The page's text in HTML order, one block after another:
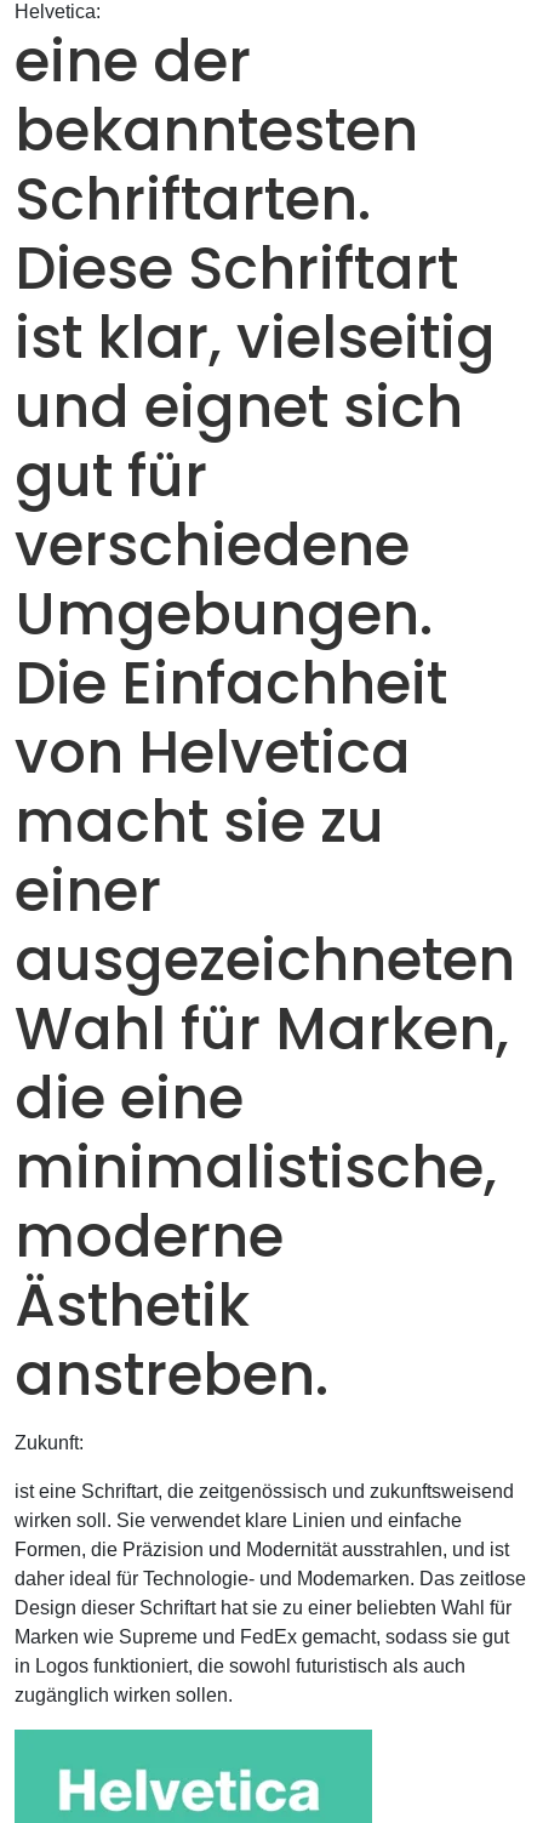
Helvetica:
eine der
bekanntesten
Schriftarten.
Diese Schriftart
ist klar, vielseitig
und eignet sich
gut für
verschiedene
Umgebungen.
Die Einfachheit
von Helvetica
macht sie zu
einer
ausgezeichneten
Wahl für Marken,
die eine
minimalistische,
moderne
Ästhetik
anstreben.
Zukunft:
ist eine Schriftart, die zeitgenössisch und zukunftsweisend
wirken soll. Sie verwendet klare Linien und einfache
Formen, die Präzision und Modernität ausstrahlen, und ist
daher ideal für Technologie- und Modemarken. Das zeitlose
Design dieser Schriftart hat sie zu einer beliebten Wahl für
Marken wie Supreme und FedEx gemacht, sodass sie gut
in Logos funktioniert, die sowohl futuristisch als auch
zugänglich wirken sollen.